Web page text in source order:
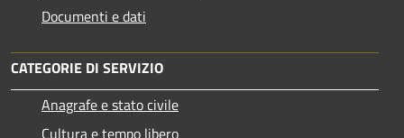
Documenti e dati
CATEGORIE DI SERVIZIO
Anagrafe e stato civile
Cultura e tempo libero